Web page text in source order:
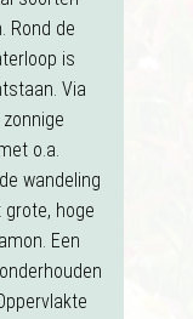
Rond de
is
Via
o.a.
wandeling
hoge
Een